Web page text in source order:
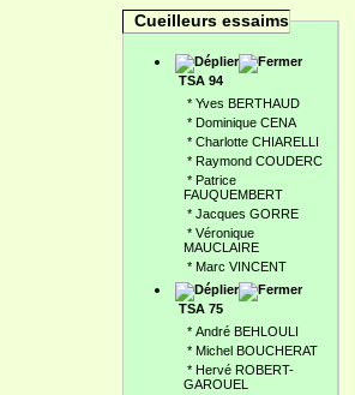
Cueilleurs essaims
TSA 94
* Yves BERTHAUD
* Dominique CENA
* Charlotte CHIARELLI
* Raymond COUDERC
* Patrice
FAUQUEMBERT
* Jacques GORRE
* Véronique
MAUCLAIRE
* Marc VINCENT
TSA 75
* André BEHLOULI
* Michel BOUCHERAT
* Hervé ROBERT-
GAROUEL